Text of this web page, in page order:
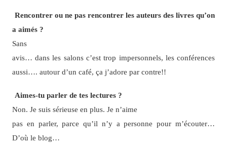
Rencontrer ou ne pas rencontrer les auteurs des livres qu’on
a aimés ?
Sans
avis… dans les salons c’est trop impersonnels, les conférences
aussi…. autour d’un café, ça j’adore par contre!!
Aimes-tu parler de tes lectures ?
Non. Je suis sérieuse en plus. Je n’aime
pas en parler, parce qu’il n’y a personne pour m’écouter…
D’où le blog…